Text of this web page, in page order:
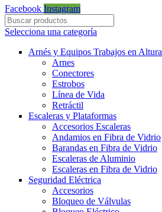
Facebook Instagram
Selecciona una categoría
Arnés y Equipos Trabajos en Altura
Arnes
Conectores
Estrobos
Línea de Vida
Retráctil
Escaleras y Plataformas
Accesorios Escaleras
Andamios en Fibra de Vidrio
Barandas en Fibra de Vidrio
Escaleras de Aluminio
Escaleras en Fibra de Vidrio
Seguridad Eléctrica
Accesorios
Bloqueo de Válvulas